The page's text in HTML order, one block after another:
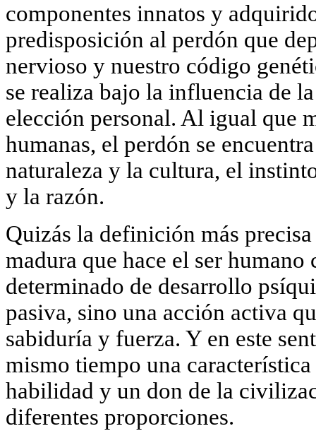
componentes innatos y
predisposición al perdón que
nervioso y nuestro código
se realiza bajo la influencia de
elección personal. Al igual que
humanas, el perdón se
naturaleza y la cultura, el
y la razón.
Quizás la definición más
madura que hace el ser
determinado de desarrollo
pasiva, sino una acción activa
sabiduría y fuerza. Y en este
mismo tiempo una
habilidad y un don de la
diferentes proporciones.